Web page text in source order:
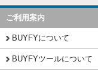
ご利用案内
BUYFYについて
BUYFYツールについて